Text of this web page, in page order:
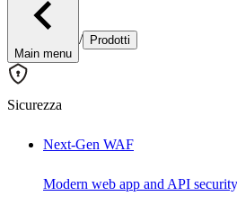
Main menu
/ Prodotti
Sicurezza
Next-Gen WAF
Modern web app and API